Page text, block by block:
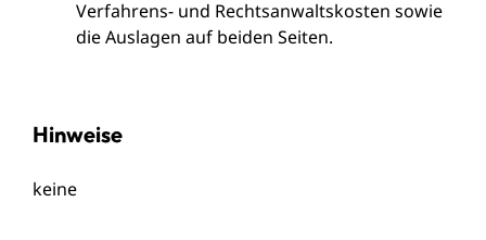
Verfahrens- und Rechtsanwaltskosten sowie
die Auslagen auf beiden Seiten.
Hinweise
keine